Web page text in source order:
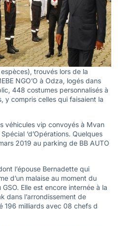
trouvés lors de la
NGO’O à Odza, logés dans
448 costumes personnalisés à
y compris celles qui faisaient la
véhicules vip convoyés à Mvan
‘d’Opérations. Quelques
2019 au parking de BB AUTO
l’épouse Bernadette qui
d’un malaise au moment du
Elle est encore internée à la
dans l’arrondissement de
196 milliards avec 08 chefs d